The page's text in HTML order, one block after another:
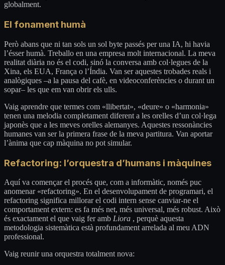
globalment.
El fonament humà
Però abans que ni tan sols un sol byte passés per una IA, hi havia
l’ésser humà. Treballo en una empresa molt internacional. La meva
realitat diària no és el codi, sinó la conversa amb col·legues de la
Xina, els EUA, França o l’Índia. Van ser aquestes trobades reals i
analògiques –a la pausa del cafè, en videoconferències o durant un
sopar– les que em van obrir els ulls.
Vaig aprendre que termes com «llibertat», «deure» o «harmonia»
tenen una melodia completament diferent a les orelles d’un col·lega
japonès que a les meves orelles alemanyes. Aquestes ressonàncies
humanes van ser la primera frase de la meva partitura. Van aportar
l’ànima que cap màquina no pot simular.
Refactoring: l’orquestra d’humans i màquines
Aquí va començar el procés que, com a informàtic, només puc
anomenar «refactoring». En el desenvolupament de programari, el
refactoring significa millorar el codi intern sense canviar-ne el
comportament extern: es fa més net, més universal, més robust. Això
és exactament el que vaig fer amb Liora , perquè aquesta
metodologia sistemàtica està profundament arrelada al meu ADN
professional.
Vaig reunir una orquestra totalment nova: